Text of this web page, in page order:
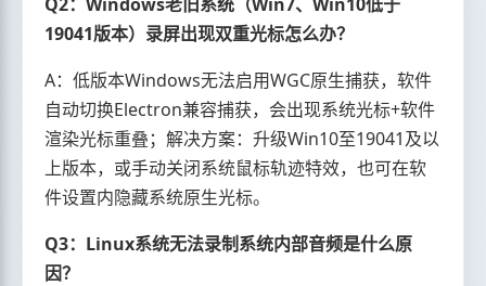
19041版本）录屏出现双重光标怎么办？
A：低版本Windows无法启用WGC原生捕获，软件
自动切换Electron兼容捕获，会出现系统光标+软件
渲染光标重叠；解决方案：升级Win10至19041及以
上版本，或手动关闭系统鼠标轨迹特效，也可在软
件设置内隐藏系统原生光标。
Q3：Linux系统无法录制系统内部音频是什么原
因？